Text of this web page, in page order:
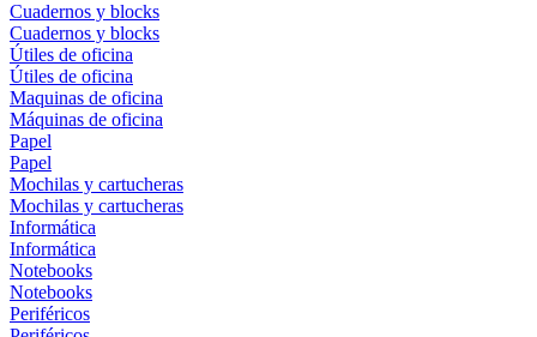
Cuadernos y blocks
Cuadernos y blocks
Útiles de oficina
Útiles de oficina
Maquinas de oficina
Máquinas de oficina
Papel
Papel
Mochilas y cartucheras
Mochilas y cartucheras
Informática
Informática
Notebooks
Notebooks
Periféricos